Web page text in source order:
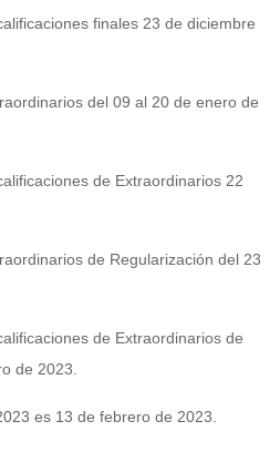
finales 23 de diciembre
del 09 al 20 de enero de
de Extraordinarios 22
de Regularización del 23
de Extraordinarios de
de 2023.
es 13 de febrero de 2023.